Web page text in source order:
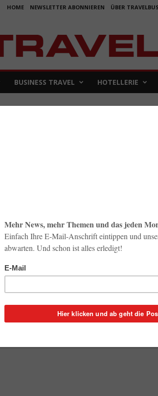
HOME NEWSLETTER ABONNIEREN ÜBER
BUSINESS TRAVEL HOTELLERIE
3
aus
News & Insights
Ferien-Messe Wien:
¡Bienvenidos a España!
Vorbereitungen für das neue Messejahr auf
der Spitzenklasse: Die...